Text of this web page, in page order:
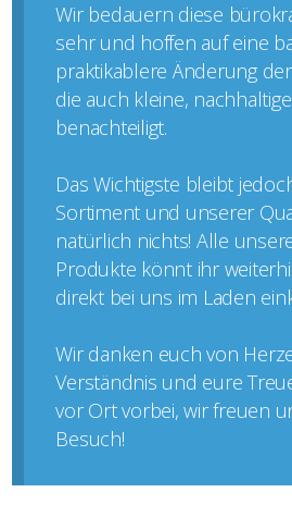
Wir bedauern diese
sehr und hoffen auf eine
praktikablere Änderung
die auch kleine,
benachteiligt.
Das Wichtigste bleibt
Sortiment und unserer
natürlich nichts! Alle
Produkte könnt ihr
direkt bei uns im Laden
Wir danken euch von
Verständnis und eure
vor Ort vorbei, wir freuen
Besuch!